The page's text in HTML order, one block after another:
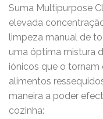
Suma Multipurpose
elevada
limpeza manual de
uma óptima mistura
iónicos que o
alimentos
maneira a poder
cozinha: